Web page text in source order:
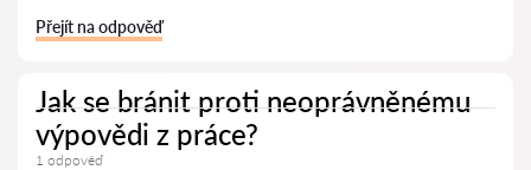
Přejít na odpověď
Jak se bránit proti neoprávněnému
výpovědi z práce?
1 odpověď